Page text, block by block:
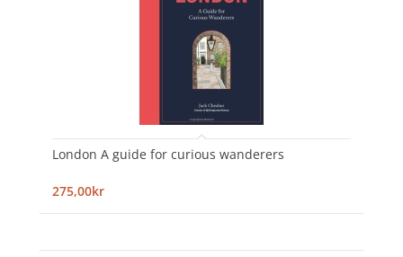
London A guide for curious wanderers
275,00kr